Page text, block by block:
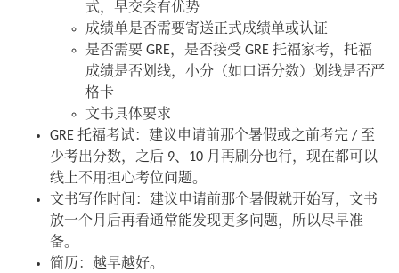
式，早交会有优势
成绩单是否需要寄送正式成绩单或认证
是否需要 GRE，是否接受 GRE 托福家考，托福
成绩是否划线，小分（如口语分数）划线是否严
格卡
文书具体要求
GRE 托福考试：建议申请前那个暑假或之前考完 / 至
少考出分数，之后 9、10 月再刷分也行，现在都可以
线上不用担心考位问题。
文书写作时间：建议申请前那个暑假就开始写，文书
放一个月后再看通常能发现更多问题，所以尽早准
备。
简历：越早越好。